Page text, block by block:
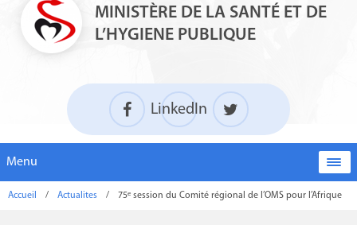
MINISTÈRE DE LA SANTÉ ET DE
L’HYGIENE PUBLIQUE
LinkedIn
Menu
Accueil / Actualites / 75ᵉ session du Comité régional de l’OMS pour l’Afrique